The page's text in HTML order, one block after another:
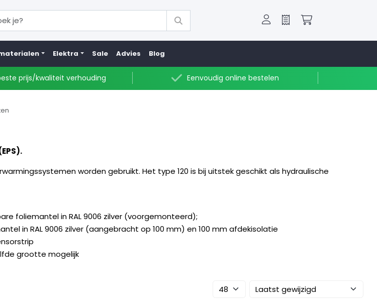
OfferteWinkelwagen
Elektra Sale Advies Blog
prijs/kwaliteit verhouding Eenvoudig online bestelen
worden gebruikt. Het type 120 is bij uitstek geschikt als hydraulische
foliemantel in RAL 9006 zilver (voorgemonteerd);
in RAL 9006 zilver (aangebracht op 100 mm) en 100 mm afdekisolatie
grootte mogelijk